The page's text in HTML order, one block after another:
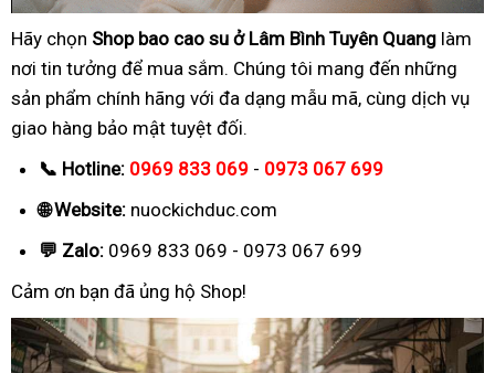
Hãy chọn Shop bao cao su ở Lâm Bình Tuyên Quang làm
nơi tin tưởng để mua sắm. Chúng tôi mang đến những
sản phẩm chính hãng với đa dạng mẫu mã, cùng dịch vụ
giao hàng bảo mật tuyệt đối.
📞 Hotline: 0969 833 069 - 0973 067 699
🌐 Website: nuockichduc.com
💬 Zalo: 0969 833 069 - 0973 067 699
Cảm ơn bạn đã ủng hộ Shop!